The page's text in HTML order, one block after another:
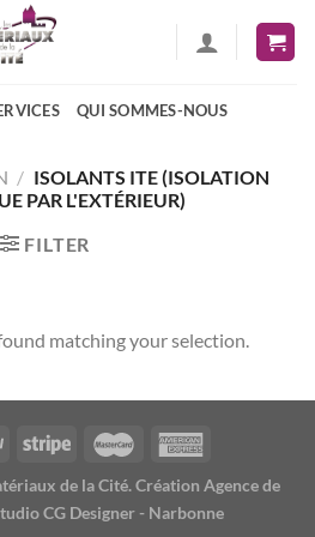
QUI SOMMES-NOUS
/ ISOLANTS ITE (ISOLATION
PAR L'EXTÉRIEUR)
FILTER
matching your selection.
de la Cité. Création Agence de
CG Designer - Narbonne